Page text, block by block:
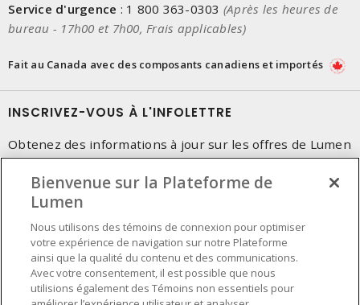
Service d'urgence : 1 800 363-0303 (Après les heures de
bureau - 17h00 et 7h00, Frais applicables)
Fait au Canada avec des composants canadiens et importés
INSCRIVEZ-VOUS À L'INFOLETTRE
Obtenez des informations à jour sur les offres de Lumen
Bienvenue sur la Plateforme de
Lumen
Nous utilisons des témoins de connexion pour optimiser
votre expérience de navigation sur notre Plateforme
ainsi que la qualité du contenu et des communications.
Avec votre consentement, il est possible que nous
utilisions également des Témoins non essentiels pour